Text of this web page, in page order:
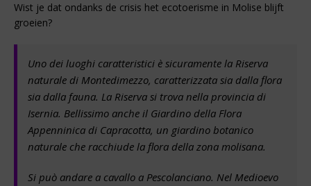
Wist je dat ondanks de crisis het ecotoerisme in Molise blijft
groeien?
Uno dei luoghi caratteristici è sicuramente la Riserva
naturale di Montedimezzo, caratterizzata sia dalla flora
sia dalla fauna. La Riserva si trova nella provincia di
Isernia. Bellissimo anche il Giardino della Flora
Appenninica di Capracotta, un giardino botanico
naturale che racchiude la flora della zona molisana.
Si può andare a cavallo a Pescolanciano. Nel Medioevo